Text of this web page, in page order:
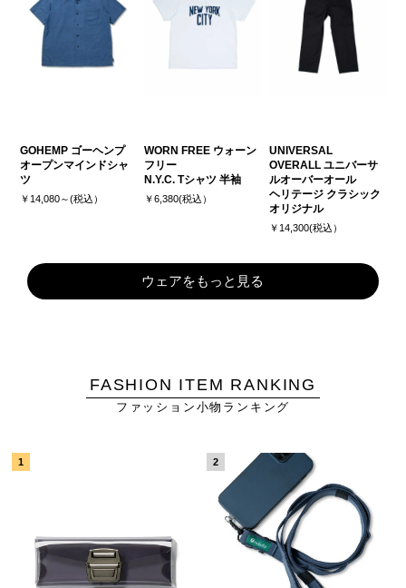
GOHEMP ゴーヘンプ
オープンマインドシャ
ツ
￥14,080～(税込）
WORN FREE ウォーン
フリー
N.Y.C. Tシャツ 半袖
￥6,380(税込）
UNIVERSAL
OVERALL ユニバーサ
ルオーバーオール
ヘリテージ クラシック
オリジナル
￥14,300(税込）
ウェアをもっと見る
FASHION ITEM RANKING
ファッション小物ランキング